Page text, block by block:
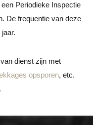
Periodieke Inspectie
De frequentie van deze
dienst zijn met
opsporen, etc.
.